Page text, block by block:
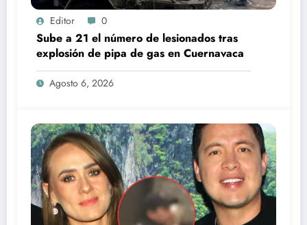
Editor 0
Sube a 21 el número de lesionados tras
explosión de pipa de gas en Cuernavaca
Agosto 6, 2026